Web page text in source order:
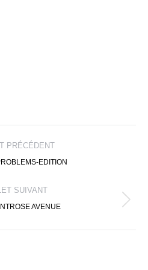
PRÉCÉDENT
OngletEDITION
SUIVANT
ProjetsAVENUE